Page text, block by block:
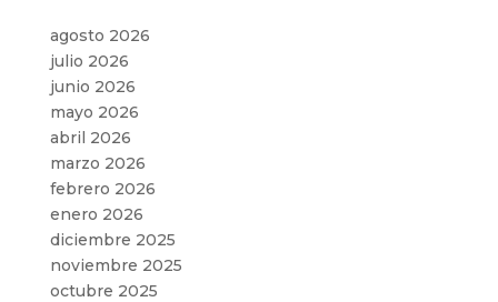
agosto 2026
julio 2026
junio 2026
mayo 2026
abril 2026
marzo 2026
febrero 2026
enero 2026
diciembre 2025
noviembre 2025
octubre 2025